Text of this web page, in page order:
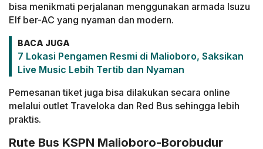
bisa menikmati perjalanan menggunakan armada Isuzu
Elf ber-AC yang nyaman dan modern.
BACA JUGA
7 Lokasi Pengamen Resmi di Malioboro, Saksikan
Live Music Lebih Tertib dan Nyaman
Pemesanan tiket juga bisa dilakukan secara online
melalui outlet Traveloka dan Red Bus sehingga lebih
praktis.
Rute Bus KSPN Malioboro-Borobudur